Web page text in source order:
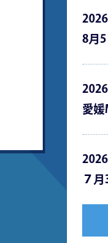
8月
愛媛
７